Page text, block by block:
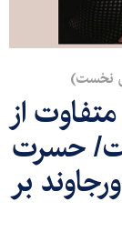
از
حسرت
بر